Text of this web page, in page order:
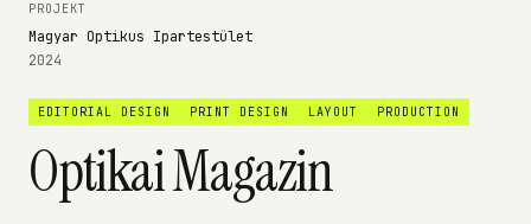
PROJEKT
Magyar Optikus Ipartestület
2024
EDITORIAL DESIGN PRINT DESIGN LAYOUT PRODUCTION
Optikai Magazin